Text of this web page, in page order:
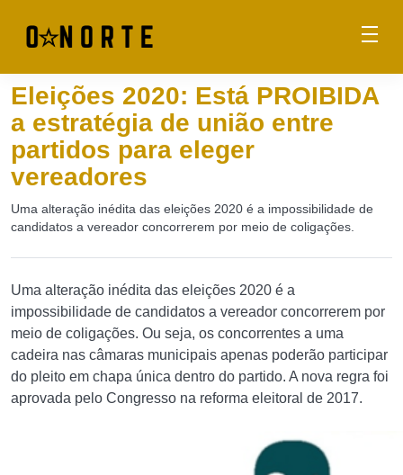
Eleições 2020: Está PROIBIDA
a estratégia de união entre
partidos para eleger
vereadores
Uma alteração inédita das eleições 2020 é a impossibilidade de
candidatos a vereador concorrerem por meio de coligações.
Uma alteração inédita das eleições 2020 é a
impossibilidade de candidatos a vereador concorrerem por
meio de coligações. Ou seja, os concorrentes a uma
cadeira nas câmaras municipais apenas poderão participar
do pleito em chapa única dentro do partido. A nova regra foi
aprovada pelo Congresso na reforma eleitoral de 2017.